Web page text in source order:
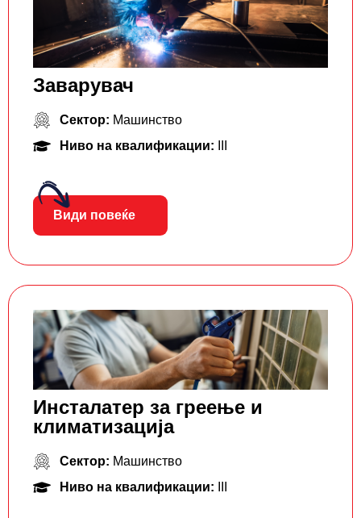
Заварувач
Сектор: Машинство
Ниво на квалификации:
Види повеќе
Инсталатер за греење и
климатизација
Сектор: Машинство
Ниво на квалификации: